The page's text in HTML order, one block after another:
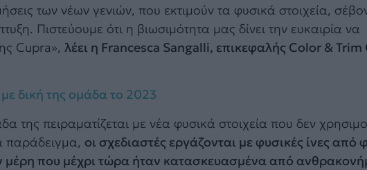
των νέων γενιών, που εκτιμούν τα φυσικά στοιχεία,
Πιστεύουμε ότι η βιωσιμότητα μας δίνει την ευκαιρία να
Cupra», λέει η Francesca Sangalli, επικεφαλής Color &
δική της ομάδα το 2023
πειραματίζεται με νέα φυσικά στοιχεία που δεν
παράδειγμα, οι σχεδιαστές εργάζονται με φυσικές ίνες από
μέρη που μέχρι τώρα ήταν κατασκευασμένα από